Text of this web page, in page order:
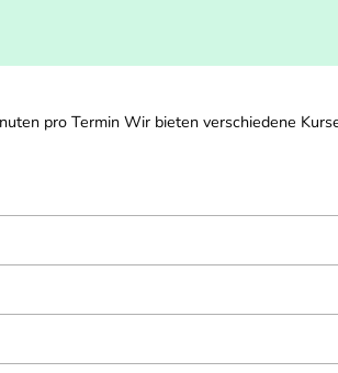
pro Termin Wir bieten verschiedene